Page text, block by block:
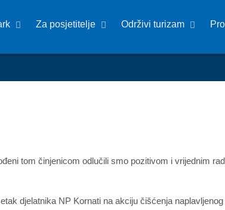
Za posjetitelje Održivi turizam
tom činjenicom odlučili smo pozitivom i vrijednim
djelatnika NP Kornati na akciju čišćenja